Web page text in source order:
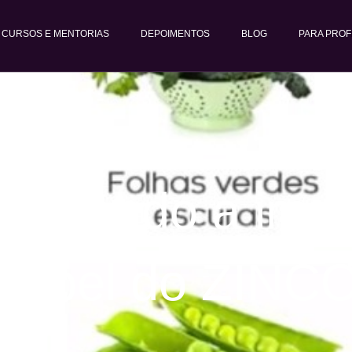
CURSOS E MENTORIAS DEPOIMENTOS BLOG PARA
a
papel do ZINCO